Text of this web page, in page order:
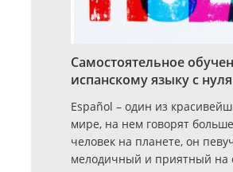
Самостоятельное
испанскому языку с нуля
Español – один из
мире, на нем говорят
человек на планете, он
мелодичный и приятный на